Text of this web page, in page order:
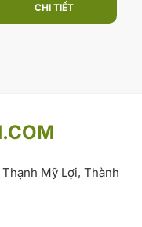
CHI TIẾT
Mỹ Lợi, Thành